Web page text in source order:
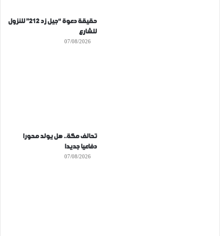
حقيقة دعوة “جيل زد 212” للنزول
للشارع
07/08/2026
تحالف مكة.. هل يولد محورا
دفاعيا جديدا
07/08/2026